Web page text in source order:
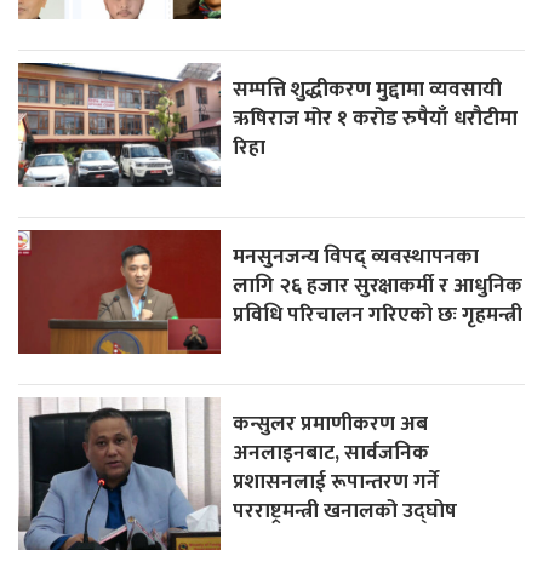
सम्पत्ति शुद्धीकरण मुद्दामा व्यवसायी
ऋषिराज मोर १ करोड रुपैयाँ धरौटीमा
रिहा
मनसुनजन्य विपद् व्यवस्थापनका
लागि २६ हजार सुरक्षाकर्मी र आधुनिक
प्रविधि परिचालन गरिएको छः गृहमन्त्री
कन्सुलर प्रमाणीकरण अब
अनलाइनबाट, सार्वजनिक
प्रशासनलाई रूपान्तरण गर्ने
परराष्ट्रमन्त्री खनालको उद्घोष